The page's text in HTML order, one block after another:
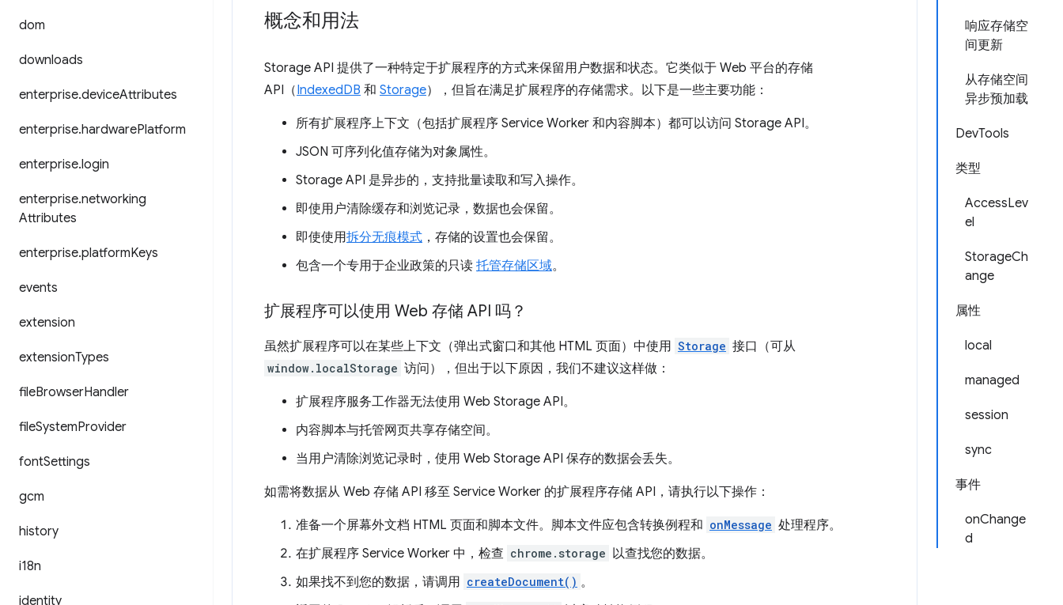
dom
downloads
enterprise.deviceAttributes
enterprise.hardwarePlatform
enterprise.login
enterprise.networking
Attributes
enterprise.platformKeys
events
extension
extensionTypes
fileBrowserHandler
fileSystemProvider
fontSettings
gcm
history
i18n
identity
响应存储空
间更新
从存储空间
异步预加载
DevTools
类型
AccessLev
el
StorageCh
ange
属性
local
managed
session
sync
事件
onChange
d
概念和用法
Storage API 提供了一种特定于扩展程序的方式来保留用户数据和状态。它类似于 Web 平台的存储
API（IndexedDB 和 Storage），但旨在满足扩展程序的存储需求。以下是一些主要功能：
所有扩展程序上下文（包括扩展程序 Service Worker 和内容脚本）都可以访问 Storage API。
JSON 可序列化值存储为对象属性。
Storage API 是异步的，支持批量读取和写入操作。
即使用户清除缓存和浏览记录，数据也会保留。
即使使用拆分无痕模式 ，存储的设置也会保留。
包含一个专用于企业政策的只读 托管存储区域。
扩展程序可以使用 Web 存储 API 吗？
虽然扩展程序可以在某些上下文（弹出式窗口和其他 HTML 页面）中使用 Storage 接口（可从
window.localStorage 访问），但出于以下原因，我们不建议这样做：
扩展程序服务工作器无法使用 Web Storage API。
内容脚本与托管网页共享存储空间。
当用户清除浏览记录时，使用 Web Storage API 保存的数据会丢失。
如需将数据从 Web 存储 API 移至 Service Worker 的扩展程序存储 API，请执行以下操作：
准备一个屏幕外文档 HTML 页面和脚本文件。脚本文件应包含转换例程和 onMessage 处理程序。
在扩展程序 Service Worker 中，检查 chrome.storage 以查找您的数据。
如果找不到您的数据，请调用 createDocument() 。